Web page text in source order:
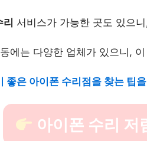
리 서비스가 가능한 곳도 있으
에는 다양한 업체가 있으니,
좋은 아이폰 수리점을 찾는 팁
아이폰 수리 저